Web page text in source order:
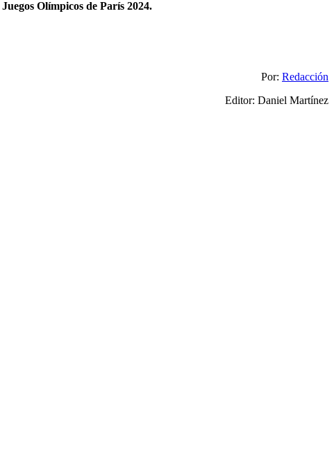
Juegos Olímpicos de París 2024.
Por: Redacción
Editor: Daniel Martínez